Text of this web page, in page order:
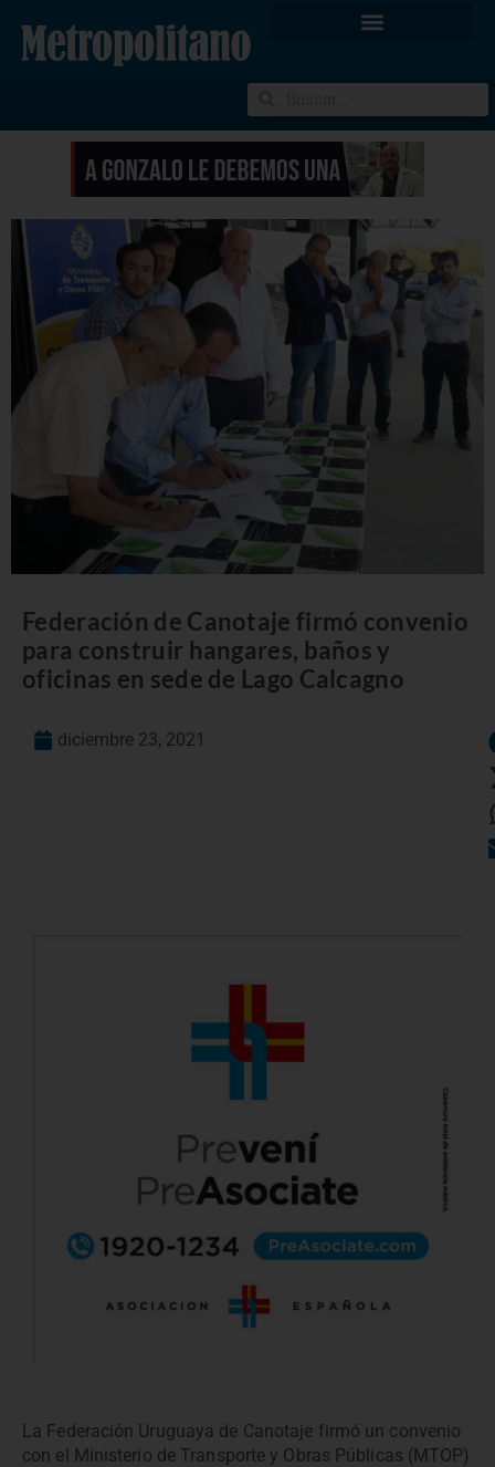
Federación de Canotaje firmó convenio
para construir hangares, baños y
oficinas en sede de Lago Calcagno
diciembre 23, 2021
La Federación Uruguaya de Canotaje firmó un convenio
con el Ministerio de Transporte y Obras Públicas (MTOP)